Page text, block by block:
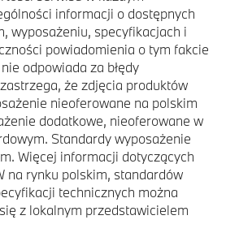
informacji o dostępnych
wyposażeniu, specyfikacjach i
powiadomienia o tym fakcie
odpowiada za błędy
że zdjęcia produktów
nieoferowane na polskim
dodatkowe, nieoferowane w
Standardy wyposażenie
Więcej informacji dotyczących
na rynku polskim, standardów
technicznych można
z lokalnym przedstawicielem